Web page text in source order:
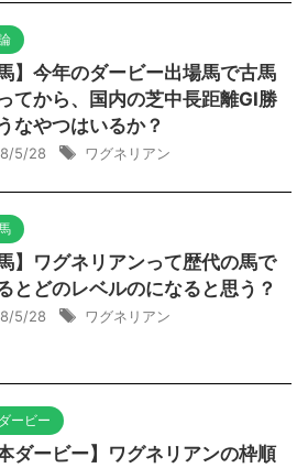
馬】今年のダービー出場馬で古馬
てから、国内の芝中長距離GⅠ勝
なやつはいるか？
5/28 ワグネリアン
馬】ワグネリアンって歴代の馬で
とどのレベルのになると思う？
5/28 ワグネリアン
ービー
本ダービー】ワグネリアンの枠順